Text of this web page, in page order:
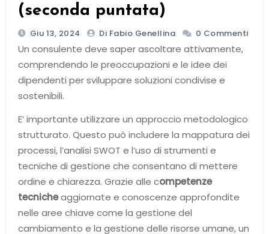
(seconda puntata)
Giu 13, 2024 Di Fabio Genellina 0 Commenti
Un consulente deve saper ascoltare attivamente,
comprendendo le preoccupazioni e le idee dei
dipendenti per sviluppare soluzioni condivise e
sostenibili.
E’ importante utilizzare un approccio metodologico
strutturato. Questo può includere la mappatura dei
processi, l’analisi SWOT e l’uso di strumenti e
tecniche di gestione che consentano di mettere
ordine e chiarezza. Grazie alle competenze
tecnicheaggiornate e conoscenze approfondite
nelle aree chiave come la gestione del
cambiamento e la gestione delle risorse umane, un